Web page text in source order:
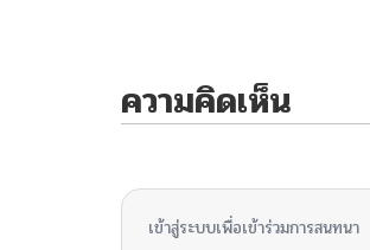
ความคิดเห็น
เข้าสู่ระบบเพื่อเข้าร่วมการสนทนา